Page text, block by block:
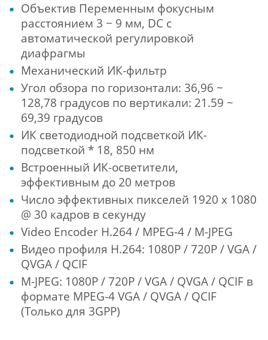
Объектив Переменным фокусным
расстоянием 3 ~ 9 мм, DC с
автоматической регулировкой
диафрагмы
Механический ИК-фильтр
Угол обзора по горизонтали: 36,96 ~
128,78 градусов по вертикали: 21.59 ~
69,39 градусов
ИК светодиодной подсветкой ИК-
подсветкой * 18, 850 нм
Встроенный ИК-осветители,
эффективным до 20 метров
Число эффективных пикселей 1920 x 1080
@ 30 кадров в секунду
Video Encoder H.264 / MPEG-4 / M-JPEG
Видео профиля H.264: 1080P / 720P / VGA /
QVGA / QCIF
M-JPEG: 1080P / 720P / VGA / QVGA / QCIF в
формате MPEG-4 VGA / QVGA / QCIF
(Только для 3GPP)